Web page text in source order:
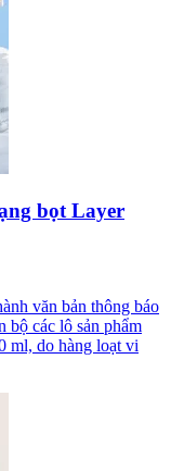
bọt Layer
văn bản thông báo
bộ các lô sản phẩm
ml, do hàng loạt vi